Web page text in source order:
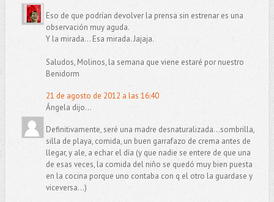
Eso de que podrían devolver la prensa sin estrenar es una
observación muy aguda.
Y la mirada... Esa mirada. Jajaja.
Saludos, Molinos, la semana que viene estaré por nuestro
Benidorm
21 de agosto de 2012 a las 16:40
Ángela dijo...
Definitivamente, seré una madre desnaturalizada...sombrilla,
silla de playa, comida, un buen garrafazo de crema antes de
llegar, y ale, a echar el día (y que nadie se entere de que una
de esas veces, la comida del niño se quedó muy bien puesta
en la cocina porque uno contaba con q el otro la guardase y
viceversa...)